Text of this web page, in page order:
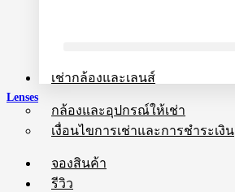
เช่ากล้องและเลนส์
กล้องและอุปกรณ์ให้เช่า
เงื่อนไขการเช่าและการชำระเงิน
จองสินค้า
รีวิว
Lenses